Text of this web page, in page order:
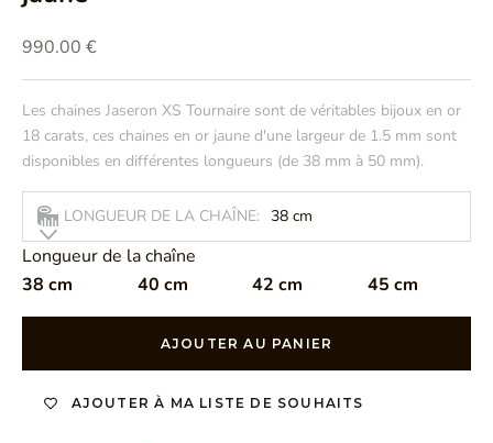
Prix de vente
990.00 €
Les chaines Jaseron XS Tournaire sont de véritables bijoux en or
18 carats, ces chaines en or jaune d'une largeur de 1.5 mm sont
disponibles en différentes longueurs (de 38 mm à 50 mm).
LONGUEUR DE LA CHAÎNE: 38 cm
Longueur de la chaîne
38 cm
40 cm 42 cm 45 cm
AJOUTER AU PANIER
AJOUTER À MA LISTE DE SOUHAITS